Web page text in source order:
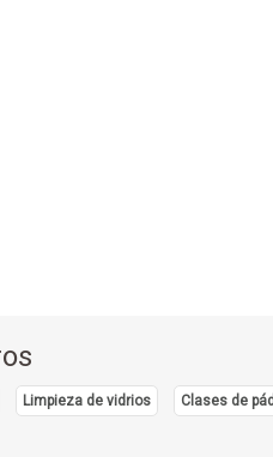
Limpieza de vidrios Clases de